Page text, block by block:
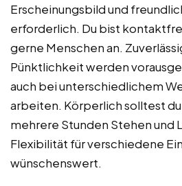
Erscheinungsbild und
erforderlich. Du bist
gerne Menschen an.
Pünktlichkeit werden
auch bei unterschiedlichem
arbeiten. Körperlich solltest
mehrere Stunden Stehen und
Flexibilität für verschiedene
wünschenswert.